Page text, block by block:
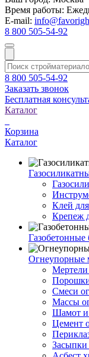
Время работы:
E-mail:
8 800 505-54-92
8 800 505-54-92
Заказать звонок
Бесплатная
Каталог
Корзина
Каталог
Клей
Крепеж
Газобетонные
Огнеупорные
Смеси
Массы
Шамот и
Цемент
Засыпки